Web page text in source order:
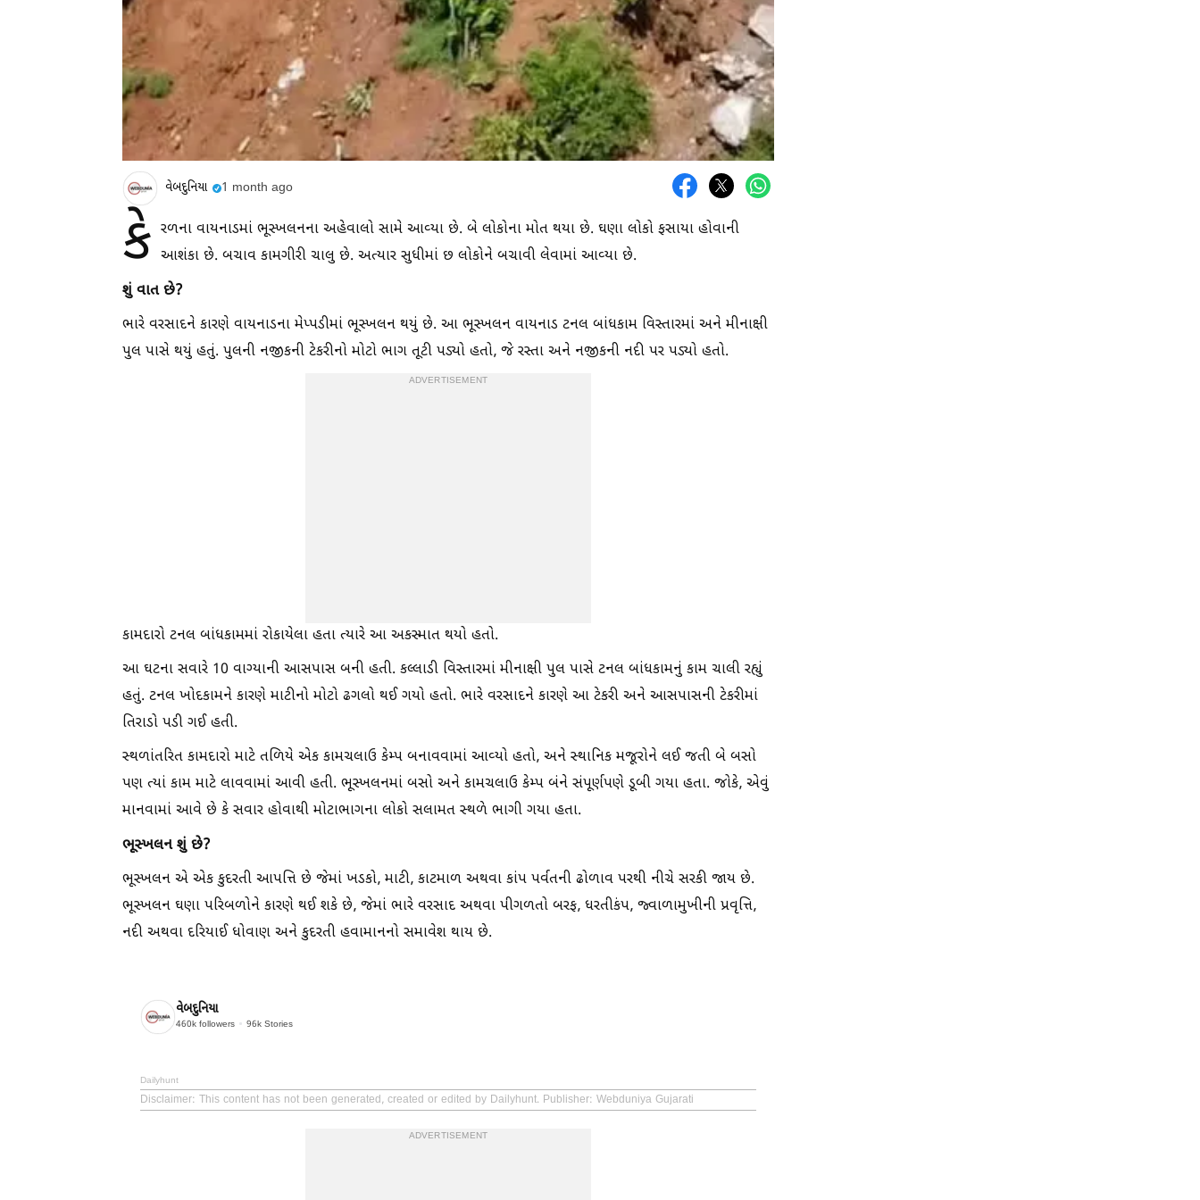
વેબદુનિયા 1 month ago
કે રળના વાયનાડમાં ભૂસ્ખલનના અહેવાલો સામે આવ્યા છે. બે લોકોના મોત થયા છે. ઘણા લોકો ફસાયા હોવાની
આશંકા છે. બચાવ કામગીરી ચાલુ છે. અત્યાર સુધીમાં છ લોકોને બચાવી લેવામાં આવ્યા છે.
શું વાત છે?
ભારે વરસાદને કારણે વાયનાડના મેપ્પડીમાં ભૂસ્ખલન થયું છે. આ ભૂસ્ખલન વાયનાડ ટનલ બાંધકામ વિસ્તારમાં અને મીનાક્ષી
પુલ પાસે થયું હતું. પુલની નજીકની ટેકરીનો મોટો ભાગ તૂટી પડ્યો હતો, જે રસ્તા અને નજીકની નદી પર પડ્યો હતો.
ADVERTISEMENT
કામદારો ટનલ બાંધકામમાં રોકાયેલા હતા ત્યારે આ અકસ્માત થયો હતો.
આ ઘટના સવારે 10 વાગ્યાની આસપાસ બની હતી. કલ્લાડી વિસ્તારમાં મીનાક્ષી પુલ પાસે ટનલ બાંધકામનું કામ ચાલી રહ્યું
હતું. ટનલ ખોદકામને કારણે માટીનો મોટો ઢગલો થઈ ગયો હતો. ભારે વરસાદને કારણે આ ટેકરી અને આસપાસની ટેકરીમાં
તિરાડો પડી ગઈ હતી.
સ્થળાંતરિત કામદારો માટે તળિયે એક કામચલાઉ કેમ્પ બનાવવામાં આવ્યો હતો, અને સ્થાનિક મજૂરોને લઈ જતી બે બસો
પણ ત્યાં કામ માટે લાવવામાં આવી હતી. ભૂસ્ખલનમાં બસો અને કામચલાઉ કેમ્પ બંને સંપૂર્ણપણે ડૂબી ગયા હતા. જોકે, એવું
માનવામાં આવે છે કે સવાર હોવાથી મોટાભાગના લોકો સલામત સ્થળે ભાગી ગયા હતા.
ભૂસ્ખલન શું છે?
ભૂસ્ખલન એ એક કુદરતી આપત્તિ છે જેમાં ખડકો, માટી, કાટમાળ અથવા કાંપ પર્વતની ઢોળાવ પરથી નીચે સરકી જાય છે.
ભૂસ્ખલન ઘણા પરિબળોને કારણે થઈ શકે છે, જેમાં ભારે વરસાદ અથવા પીગળતો બરફ, ધરતીકંપ, જ્વાળામુખીની પ્રવૃત્તિ,
નદી અથવા દરિયાઈ ધોવાણ અને કુદરતી હવામાનનો સમાવેશ થાય છે.
વેબદુનિયા
460k followers 96k Stories
Dailyhunt
Disclaimer: This content has not been generated, created or edited by Dailyhunt. Publisher: Webduniya Gujarati
ADVERTISEMENT